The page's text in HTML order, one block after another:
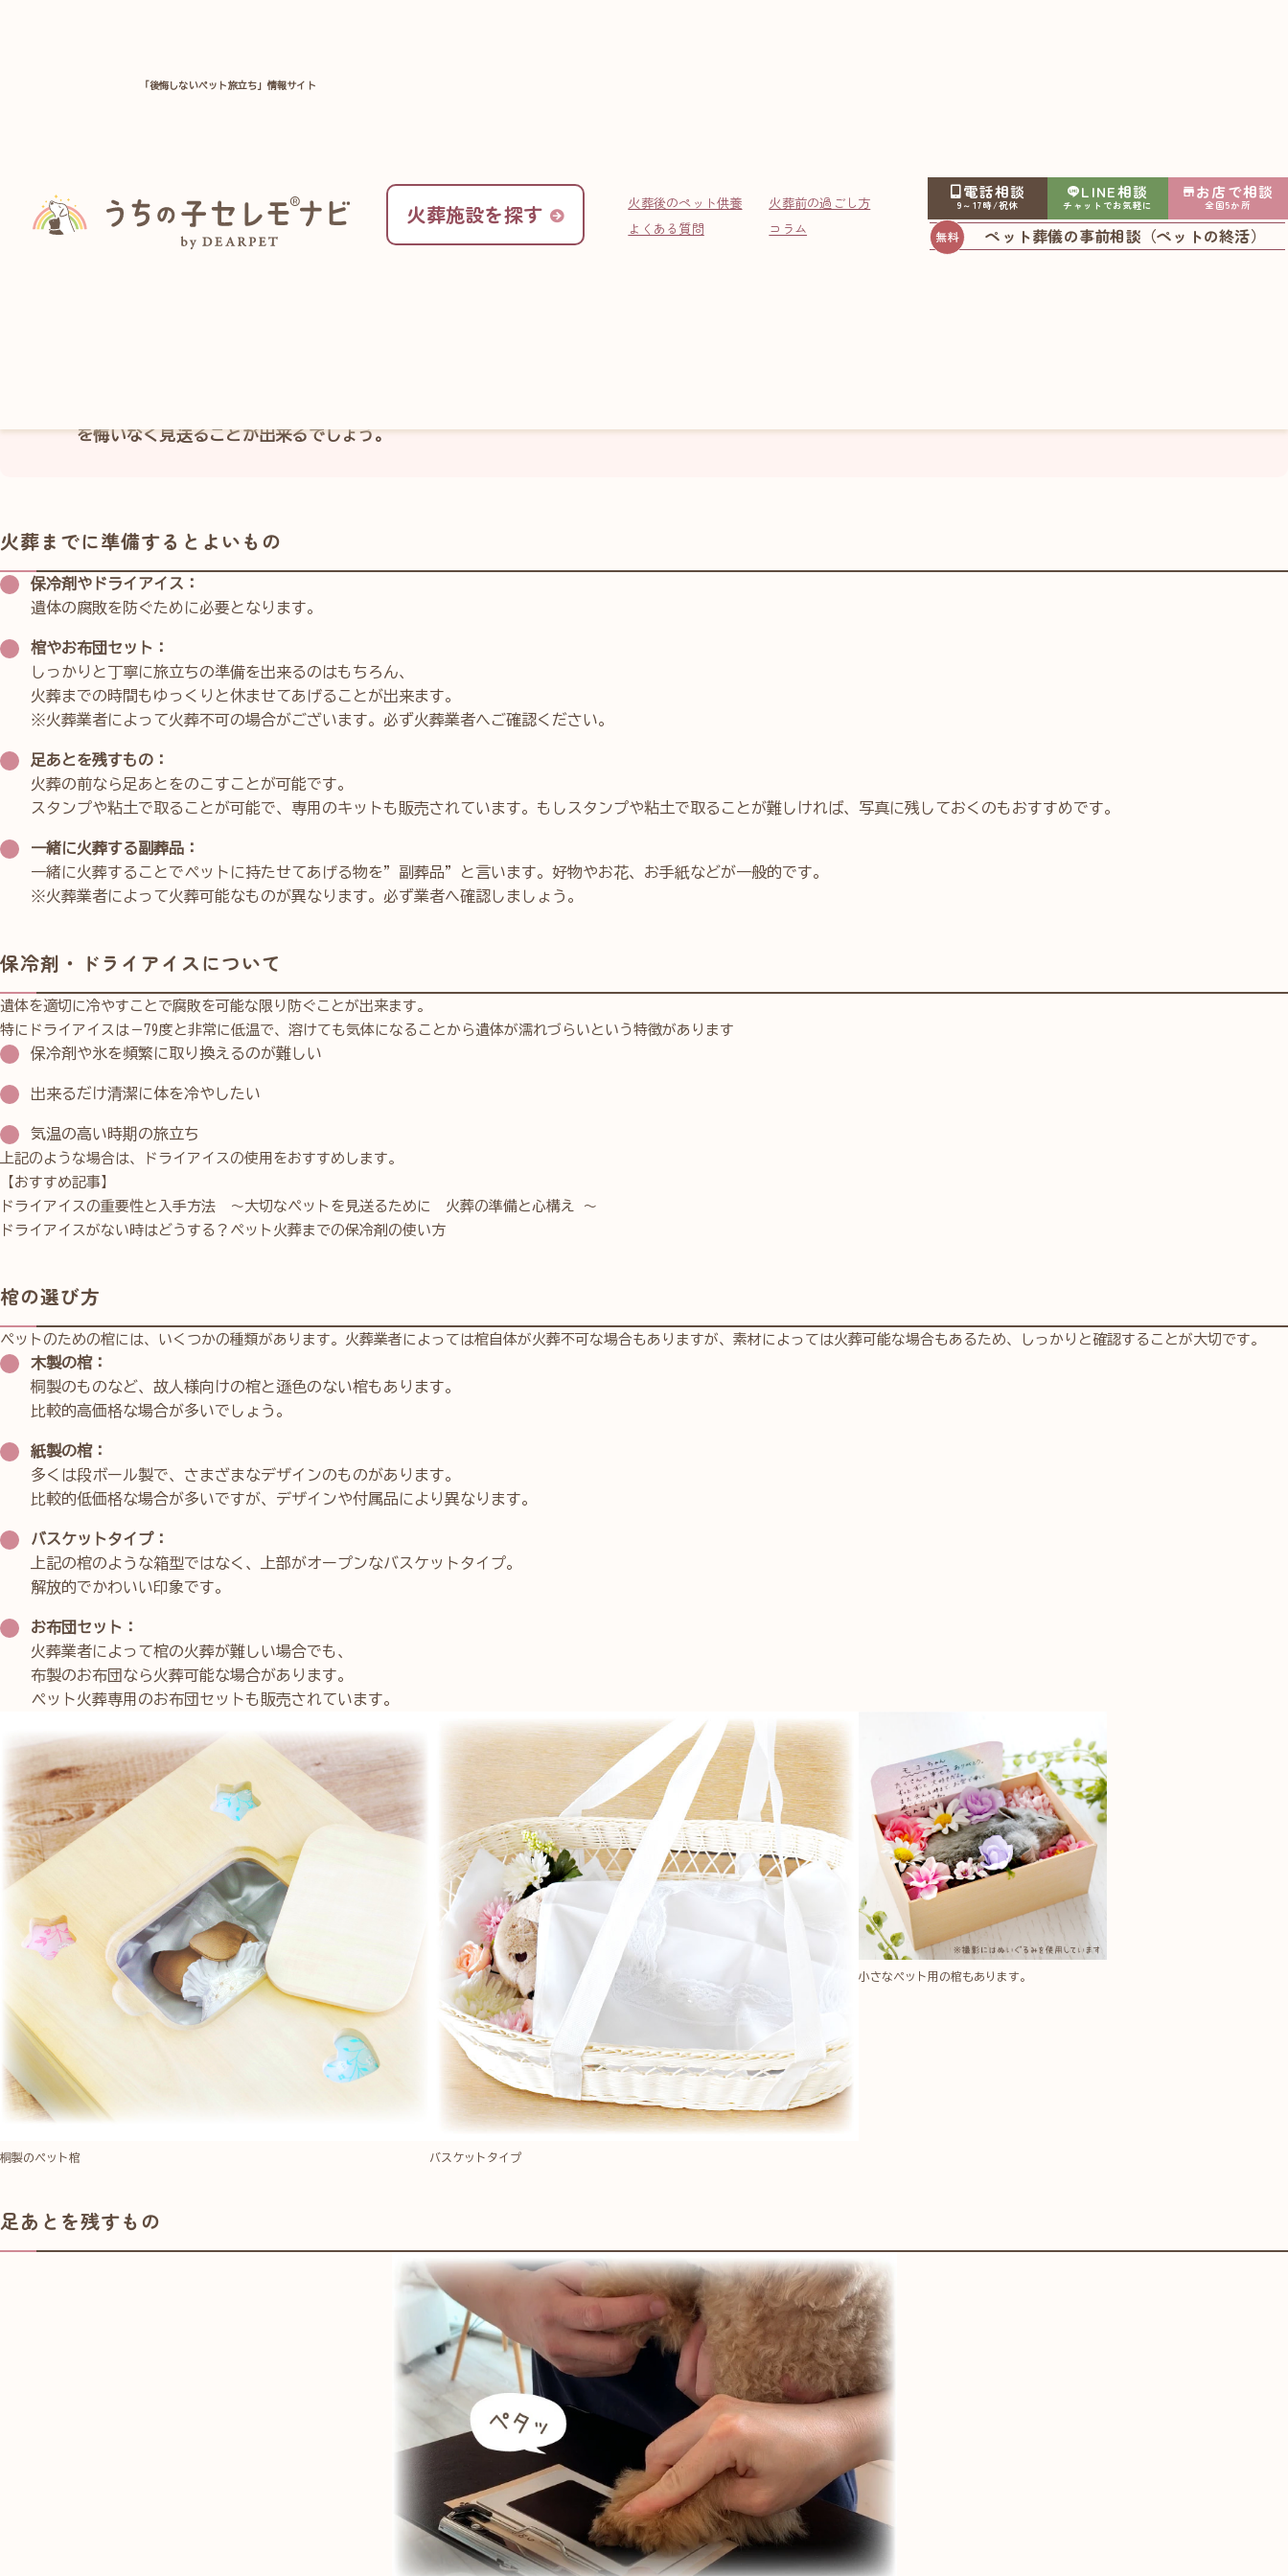
「後悔しないペット旅立ち」情報サイト
火葬施設を探す 火葬後のペット供養
火葬前の過ごし方
よくある質問
コラム
電話相談
9～17時/祝休
LINE相談
チャットでお気軽に
お店で相談
全国5か所
ペット葬儀の事前相談（ペットの終活）
よくある質問一覧
ペット火葬までに準備するものはありますか？
を悔いなく見送ることが出来るでしょう。
火葬までに準備するとよいもの
保冷剤やドライアイス：
遺体の腐敗を防ぐために必要となります。
棺やお布団セット：
しっかりと丁寧に旅立ちの準備を出来るのはもちろん、
火葬までの時間もゆっくりと休ませてあげることが出来ます。
※火葬業者によって火葬不可の場合がございます。必ず火葬業者へご確認ください。
足あとを残すもの：
火葬の前なら足あとをのこすことが可能です。
スタンプや粘土で取ることが可能で、専用のキットも販売されています。もしスタンプや粘土で取ることが難しければ、写真に残しておくのもおすすめです。
一緒に火葬する副葬品：
一緒に火葬することでペットに持たせてあげる物を”副葬品”と言います。好物やお花、お手紙などが一般的です。
※火葬業者によって火葬可能なものが異なります。必ず業者へ確認しましょう。
保冷剤・ドライアイスについて
遺体を適切に冷やすことで腐敗を可能な限り防ぐことが出来ます。
特にドライアイスは－79度と非常に低温で、溶けても気体になることから遺体が濡れづらいという特徴があります
保冷剤や氷を頻繁に取り換えるのが難しい
出来るだけ清潔に体を冷やしたい
気温の高い時期の旅立ち
上記のような場合は、ドライアイスの使用をおすすめします。
【おすすめ記事】
ドライアイスの重要性と入手方法 ～大切なペットを見送るために 火葬の準備と心構え ～
ドライアイスがない時はどうする？ペット火葬までの保冷剤の使い方
棺の選び方
ペットのための棺には、いくつかの種類があります。火葬業者によっては棺自体が火葬不可な場合もありますが、素材によっては火葬可能な場合もあるため、しっかりと確認することが大切です。
木製の棺：
桐製のものなど、故人様向けの棺と遜色のない棺もあります。
比較的高価格な場合が多いでしょう。
紙製の棺：
多くは段ボール製で、さまざまなデザインのものがあります。
比較的低価格な場合が多いですが、デザインや付属品により異なります。
バスケットタイプ：
上記の棺のような箱型ではなく、上部がオープンなバスケットタイプ。
解放的でかわいい印象です。
お布団セット：
火葬業者によって棺の火葬が難しい場合でも、
布製のお布団なら火葬可能な場合があります。
ペット火葬専用のお布団セットも販売されています。
桐製のペット棺 バスケットタイプ
小さなペット用の棺もあります。
足あとを残すもの